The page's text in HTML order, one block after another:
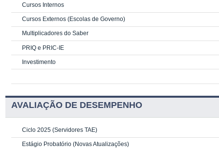
Cursos Internos
Cursos Externos (Escolas de Governo)
Multiplicadores do Saber
PRIQ e PRIC-IE
Investimento
AVALIAÇÃO DE DESEMPENHO
Ciclo 2025 (Servidores TAE)
Estágio Probatório (Novas Atualizações)